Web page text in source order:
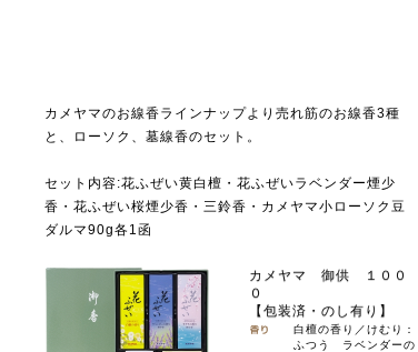
カメヤマのお線香ラインナップより売れ筋のお線香3種
と、ローソク、墓線香のセット。
セット内容:花ふぜい黄白檀・花ふぜいラベンダー煙少
香・花ふぜい桜煙少香・三鈴香・カメヤマ小ローソク豆
ダルマ90g各1函
カメヤマ 御供 １００
０
【包装済・のし有り】
白檀の香り／けむり：
ふつう ラベンダーの